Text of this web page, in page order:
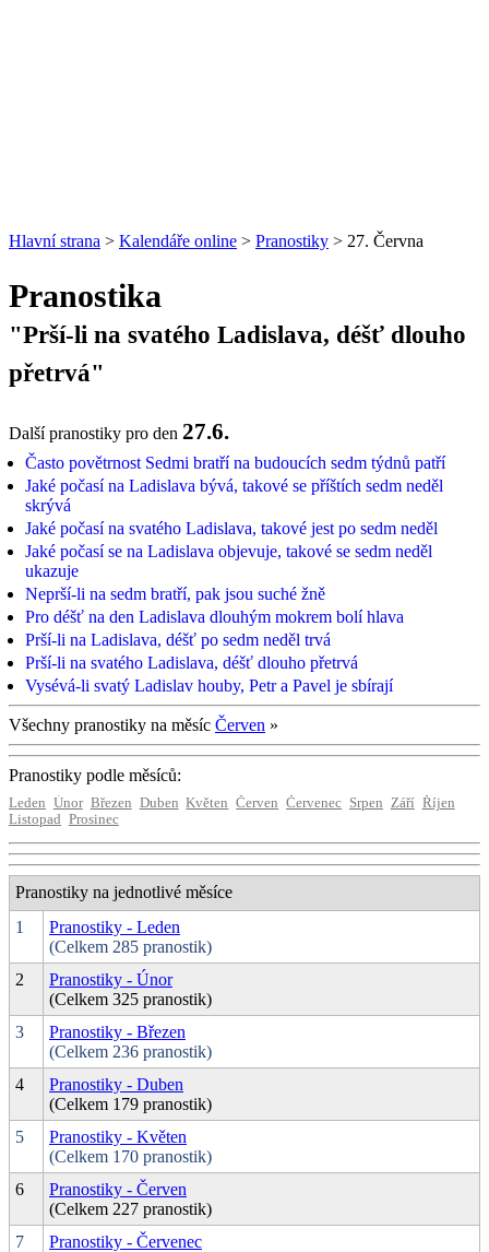
Hlavní strana > Kalendáře online > Pranostiky > 27. Června
Pranostika
"Prší-li na svatého Ladislava, déšť dlouho
přetrvá"
Další pranostiky pro den 27.6.
Často povětrnost Sedmi bratří na budoucích sedm týdnů patří
Jaké počasí na Ladislava bývá, takové se příštích sedm neděl
skrývá
Jaké počasí na svatého Ladislava, takové jest po sedm neděl
Jaké počasí se na Ladislava objevuje, takové se sedm neděl
ukazuje
Neprší-li na sedm bratří, pak jsou suché žně
Pro déšť na den Ladislava dlouhým mokrem bolí hlava
Prší-li na Ladislava, déšť po sedm neděl trvá
Prší-li na svatého Ladislava, déšť dlouho přetrvá
Vysévá-li svatý Ladislav houby, Petr a Pavel je sbírají
Všechny pranostiky na měsíc Červen »
Pranostiky podle měsíců:
Leden Únor Březen Duben Květen Červen Červenec Srpen Září Říjen
Listopad Prosinec
Pranostiky na jednotlivé měsíce
1
Pranostiky - Leden
(Celkem 285 pranostik)
2
Pranostiky - Únor
(Celkem 325 pranostik)
3
Pranostiky - Březen
(Celkem 236 pranostik)
4
Pranostiky - Duben
(Celkem 179 pranostik)
5
Pranostiky - Květen
(Celkem 170 pranostik)
6
Pranostiky - Červen
(Celkem 227 pranostik)
7
Pranostiky - Červenec